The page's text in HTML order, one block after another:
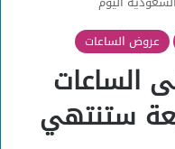
عروض الساعات
الساعات
ستنتهي